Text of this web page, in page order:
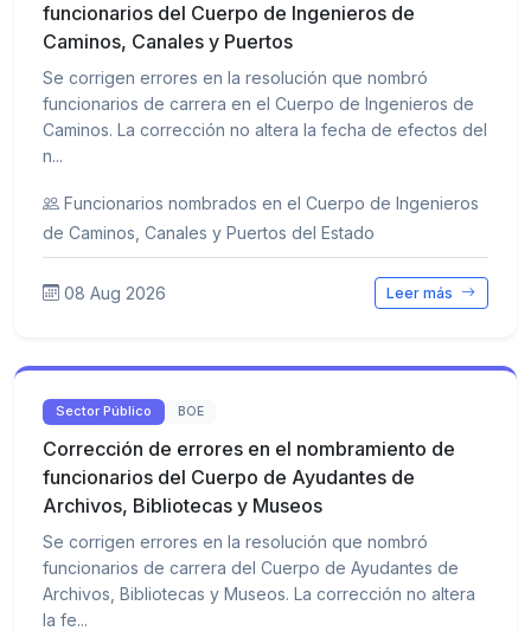
funcionarios del Cuerpo de Ingenieros de
Caminos, Canales y Puertos
Se corrigen errores en la resolución que nombró
funcionarios de carrera en el Cuerpo de Ingenieros de
Caminos. La corrección no altera la fecha de efectos del
n...
Funcionarios nombrados en el Cuerpo de Ingenieros
de Caminos, Canales y Puertos del Estado
08 Aug 2026 Leer más
Sector Público BOE
Corrección de errores en el nombramiento de
funcionarios del Cuerpo de Ayudantes de
Archivos, Bibliotecas y Museos
Se corrigen errores en la resolución que nombró
funcionarios de carrera del Cuerpo de Ayudantes de
Archivos, Bibliotecas y Museos. La corrección no altera
la fe...